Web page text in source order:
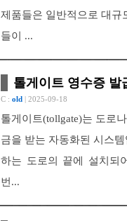
제품들은 일반적으로 대규
들이 ...
톨게이트 영수증 발
C : old | 2025-09-18
톨게이트(tollgate)는 도로
금을 받는 자동화된 시스
하는 도로의 끝에 설치되
번...